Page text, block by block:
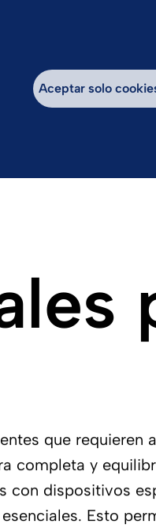
con Nosotros
que
completa y
con dispositivos
Esto
Aceptar solo